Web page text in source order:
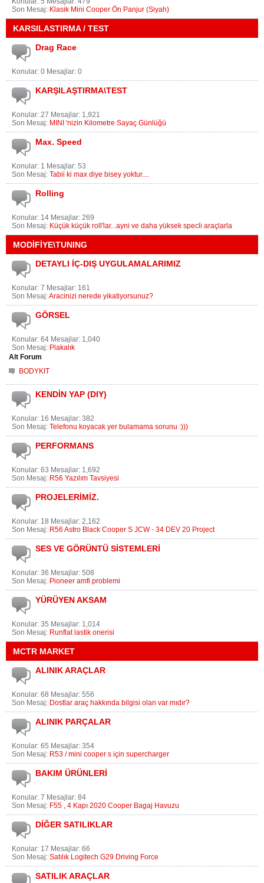
Son Mesaj: Klasik Mini Cooper Ön Panjur (Siyah)
KARSILASTIRMA / TEST
Drag Race
Konular: 0 Mesajlar: 0
KARŞILAŞTIRMA\TEST
Konular: 27 Mesajlar: 1,921
Son Mesaj: MINI 'nizin Kilometre Sayaç Günlüğü
Max. Speed
Konular: 1 Mesajlar: 53
Son Mesaj: Tabii ki max diye bisey yoktur....
Rolling
Konular: 14 Mesajlar: 269
Son Mesaj: Küçük küçük roll'lar...ayni ve daha yüksek specli araçlarla
MODİFİYE\TUNING
DETAYLI İÇ-DIŞ UYGULAMALARIMIZ
Konular: 7 Mesajlar: 161
Son Mesaj:Aracinizi nerede yikatiyorsunuz?
GÖRSEL
Konular: 64 Mesajlar: 1,040
Son Mesaj: Plakalık
Alt Forum
BODYKIT
KENDİN YAP (DIY)
Konular: 16 Mesajlar: 382
Son Mesaj: Telefonu koyacak yer bulamama sorunu :)))
PERFORMANS
Konular: 63 Mesajlar: 1,692
Son Mesaj: R56 Yazılım Tavsiyesi
PROJELERİMİZ.
Konular: 18 Mesajlar: 2,162
Son Mesaj: R56 Astro Black Cooper S JCW - 34 DEV 20 Project
SES VE GÖRÜNTÜ SİSTEMLERİ
Konular: 36 Mesajlar: 508
Son Mesaj: Pioneer amfi problemi
YÜRÜYEN AKSAM
Konular: 35 Mesajlar: 1,014
Son Mesaj: Runflat lastik onerisi
MCTR MARKET
ALINIK ARAÇLAR
Konular: 68 Mesajlar: 556
Son Mesaj: Dostlar araç hakkında bilgisi olan var mıdır?
ALINIK PARÇALAR
Konular: 65 Mesajlar: 354
Son Mesaj: R53 / mini cooper s için supercharger
BAKIM ÜRÜNLERİ
Konular: 7 Mesajlar: 84
Son Mesaj: F55 , 4 Kapı 2020 Cooper Bagaj Havuzu
DİĞER SATILIKLAR
Konular: 17 Mesajlar: 66
Son Mesaj: Satılık Logitech G29 Driving Force
SATILIK ARAÇLAR